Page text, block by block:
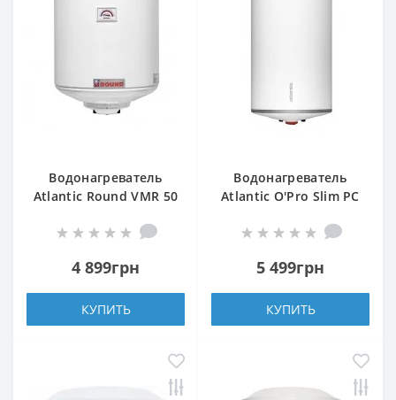
Водонагреватель
Atlantic Round VMR 50
4 899грн
КУПИТЬ
Водонагреватель
Atlantic O'Pro Slim PC
5 499грн
КУПИТЬ